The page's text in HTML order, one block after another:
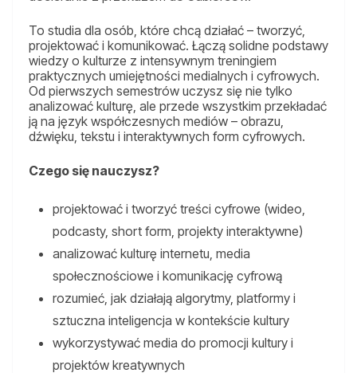
To studia dla osób, które chcą działać – tworzyć,
projektować i komunikować. Łączą solidne podstawy
wiedzy o kulturze z intensywnym treningiem
praktycznych umiejętności medialnych i cyfrowych.
Od pierwszych semestrów uczysz się nie tylko
analizować kulturę, ale przede wszystkim przekładać
ją na język współczesnych mediów – obrazu,
dźwięku, tekstu i interaktywnych form cyfrowych.
Czego się nauczysz?
projektować i tworzyć treści cyfrowe (wideo,
podcasty, short form, projekty interaktywne)
analizować kulturę internetu, media
społecznościowe i komunikację cyfrową
rozumieć, jak działają algorytmy, platformy i
sztuczna inteligencja w kontekście kultury
wykorzystywać media do promocji kultury i
projektów kreatywnych